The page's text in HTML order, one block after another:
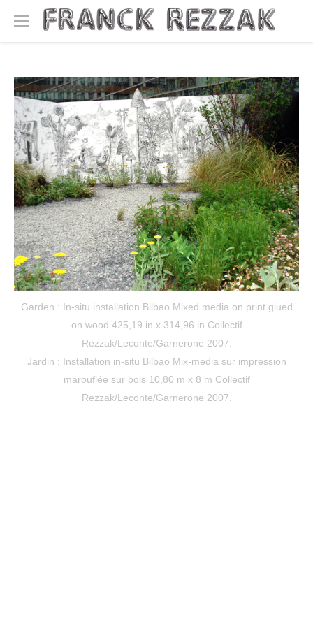
Garden : In-situ installation Bilbao Mixed media on print glued
on wood 425,19 in x 314,96 in Collectif
Rezzak/Leconte/Garnerone 2007.
Jardin : Installation in-situ Bilbao Mix-media sur impression
marouflée sur bois 10,80 m x 8 m Collectif
Rezzak/Leconte/Garnerone 2007.